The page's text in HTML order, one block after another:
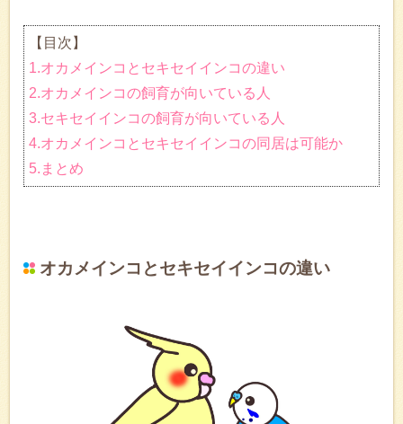
【目次】
1.オカメインコとセキセイインコの違い
2.オカメインコの飼育が向いている人
3.セキセイインコの飼育が向いている人
4.オカメインコとセキセイインコの同居は可能か
5.まとめ
オカメインコとセキセイインコの違い